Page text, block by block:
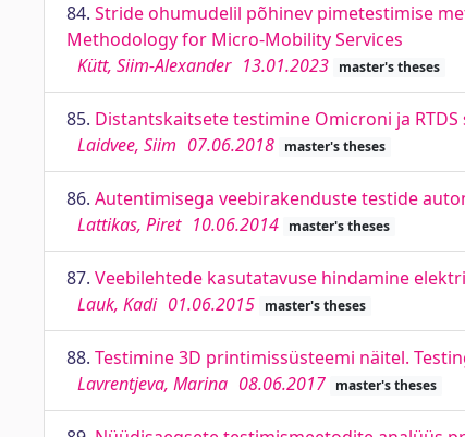
84. Stride ohumudelil põhinev pimetestimise
Methodology for Micro-Mobility Services
Kütt, Siim-Alexander 13.01.2023 master's theses
85. Distantskaitsete testimine Omicroni ja
Laidvee, Siim 07.06.2018 master's theses
86. Autentimisega veebirakenduste testide
Lattikas, Piret 10.06.2014 master's theses
87. Veebilehtede kasutatavuse hindamine
Lauk, Kadi 01.06.2015 master's theses
88. Testimine 3D printimissüsteemi näitel.
Lavrentjeva, Marina 08.06.2017 master's theses